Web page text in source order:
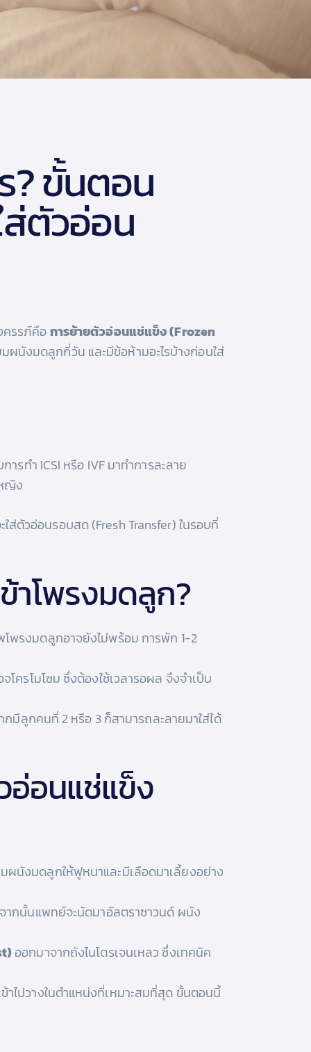
? ขั้นตอน
ตัวอ่อน
ครรภ์คือการย้ายตัวอ่อนแช่แข็ง (Frozen
มผนังมดลูกกี่วัน และมีข้อห้ามอะไรบ้างก่อนใส่
รทำ ICSI หรือ IVF มาทำการละลาย
ญิง
ส่ตัวอ่อนรอบสด (Fresh Transfer) ในรอบที่
าโพรงมดลูก?
พรงมดลูกอาจยังไม่พร้อม การพัก 1-2
รโมโซม ซึ่งต้องใช้เวลารอผล จึงจำเป็น
มีลูกคนที่ 2 หรือ 3 ก็สามารถละลายมาใส่ได้
อ่อนแช่แข็ง
ผนังมดลูกให้ฟูหนาและมีเลือดมาเลี้ยงอย่าง
ากนั้นแพทย์จะนัดมาอัลตราซาวนด์ ผนัง
ออกมาจากถังไนโตรเจนเหลว ซึ่งเทคนิค
ไปวางในตำแหน่งที่เหมาะสมที่สุด ขั้นตอนนี้